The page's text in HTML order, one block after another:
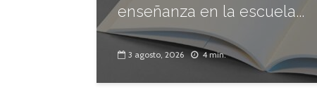
enseñanza en la escuela...
3 agosto, 2026 4 min.